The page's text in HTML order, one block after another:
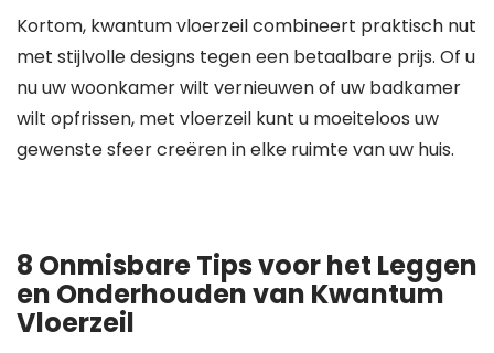
Kortom, kwantum vloerzeil combineert praktisch nut
met stijlvolle designs tegen een betaalbare prijs. Of u
nu uw woonkamer wilt vernieuwen of uw badkamer
wilt opfrissen, met vloerzeil kunt u moeiteloos uw
gewenste sfeer creëren in elke ruimte van uw huis.
8 Onmisbare Tips voor het Leggen
en Onderhouden van Kwantum
Vloerzeil